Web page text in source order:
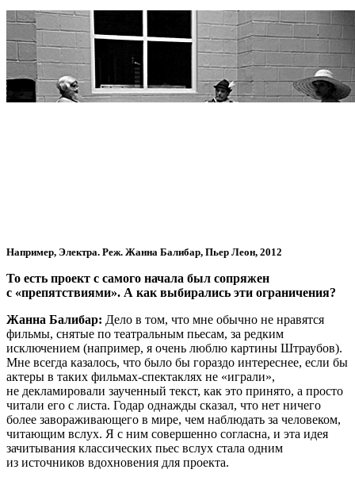
Например, Электра. Реж. Жанна Балибар, Пьер Леон, 2012
То есть проект с самого начала был сопряжен
с «препятствиями». А как выбирались эти ограничения?
Жанна Балибар: Дело в том, что мне обычно не нравятся
фильмы, снятые по театральным пьесам, за редким
исключением (например, я очень люблю картины Штраубов).
Мне всегда казалось, что было бы гораздо интереснее, если бы
актеры в таких фильмах-спектаклях не «играли»,
не декламировали заученный текст, как это принято, а просто
читали его с листа. Годар однажды сказал, что нет ничего
более завораживающего в мире, чем наблюдать за человеком,
читающим вслух. Я с ним совершенно согласна, и эта идея
зачитывания классических пьес вслух стала одним
из источников вдохновения для проекта.